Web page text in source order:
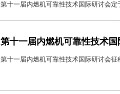
第十一届内燃机可靠性技术国际研讨会定
第十一届内燃机可靠性技术
第十一届内燃机可靠性技术国际研讨会征